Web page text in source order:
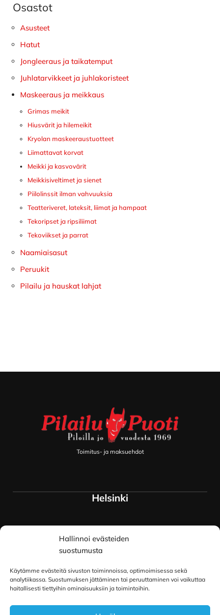
Hallinnoi evästeiden
suostumusta
Käytämme evästeitä sivuston toiminnoissa, optimoimisessa sekä
analytiikassa. Suostumuksen jättäminen tai peruuttaminen voi vaikuttaa
haitallisesti tiettyihin ominaisuuksiin ja toimintoihin.
Ensisijainen
sivupalkki
Osastot
Asusteet
Hatut
Jongleeraus ja taikatemput
Juhlatarvikkeet ja juhlakoristeet
Maskeeraus ja meikkaus
Grimas meikit
Hiusvärit ja hilemeikit
Kryolan maskeeraustuotteet
Liimattavat korvat
Meikki ja kasvovärit
Meikkisiveltimet ja sienet
Piilolinssit ilman vahvuuksia
Teatteriveret, lateksit, liimat ja hampaat
Tekoripset ja ripsiliimat
Tekoviikset ja parrat
Naamiaisasut
Peruukit
Pilailu ja hauskat lahjat
Toimitus- ja maksuehdot
Helsinki
Myymälä ja keskusvarasto
Siltavuorenranta 18
00170 Helsinki
Oulu
Kauppurienkatu 34